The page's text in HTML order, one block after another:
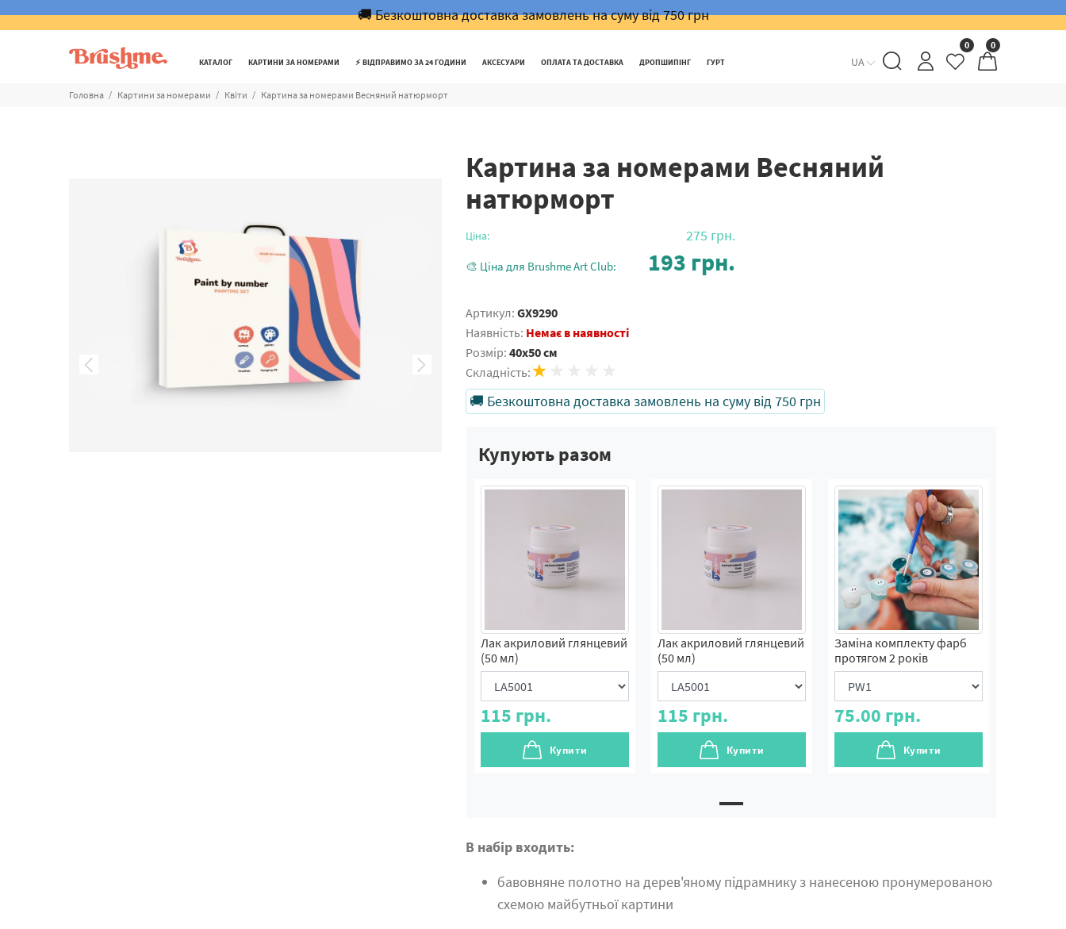
🚚 Безкоштовна доставка замовлень на суму від 750 грн
КАТАЛОГ КАРТИНИ ЗА НОМЕРАМИ ⚡️ ВІДПРАВИМО ЗА 24 ГОДИНИ АКСЕСУАРИ ОПЛАТА ТА ДОСТАВКА ДРОПШИПІНГ ГУРТ UA
0 0
Головна Картини за номерами Квіти Картина за номерами Весняний натюрморт
Картина за номерами Весняний
натюрморт
Ціна: 275 грн.
🎨 Ціна для Brushme Art Club: 193 грн.
Артикул: GX9290
Наявність: Немає в наявності
Розмір: 40x50 см
Складність:
🚚 Безкоштовна доставка замовлень на суму від 750 грн
Купують разом
Лак акриловий глянцевий
(50 мл)
115 грн.
Купити
Лак акриловий глянцевий
(50 мл)
115 грн.
Купити
Заміна комплекту фарб
протягом 2 років
75.00 грн.
Купити
В набір входить:
бавовняне полотно на дерев'яному підрамнику з нанесеною пронумерованою
схемою майбутньої картини